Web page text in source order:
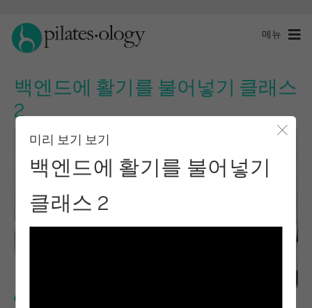
메뉴
백엔드에 활기를 불어넣기 클래스
2
미리 보기 보기
백엔드에 활기를 불어넣기
클래스 2